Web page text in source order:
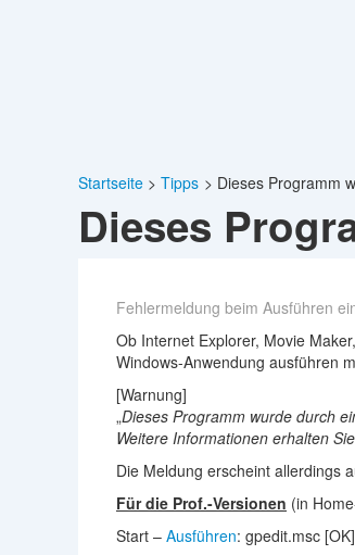
Startseite Tipps Dieses Programm
Dieses
Fehlermeldung beim Ausführen
Ob Internet Explorer, Movie
Windows-Anwendung ausführen
[Warnung]
„Dieses Programm wurde durch
Weitere Informationen erhalten
Die Meldung erscheint allerdings
Für die Prof.-Versionen (in
Start – Ausführen: gpedit.msc [OK]